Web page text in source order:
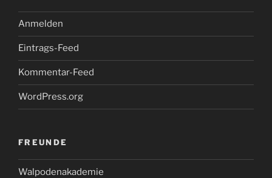
Anmelden
Eintrags-Feed
Kommentar-Feed
WordPress.org
FREUNDE
Walpodenakademie